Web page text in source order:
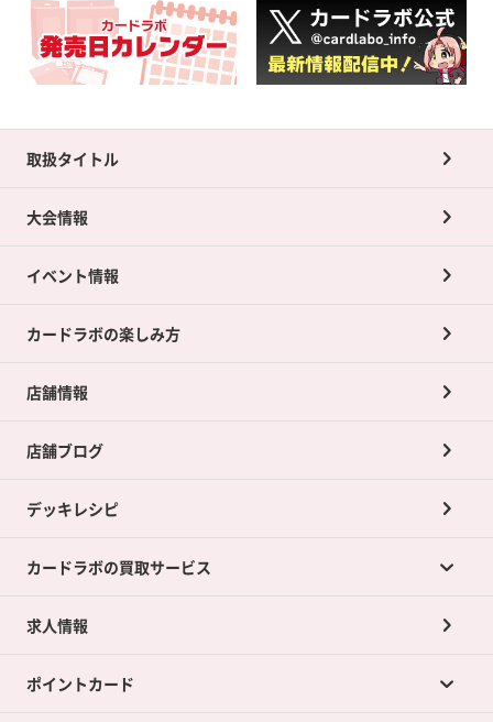
取扱タイトル
大会情報
イベント情報
カードラボの楽しみ方
店舗情報
店舗ブログ
デッキレシピ
カードラボの買取サービス
カードラボの買取サービスTOP
店舗買取について
求人情報
ポイントカード